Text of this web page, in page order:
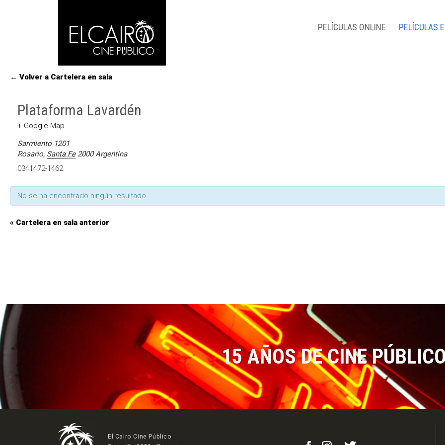
PELÍCULAS ONLINE PELÍCULAS
← Volver a Cartelera en sala
Plataforma Lavardén
+ Google Map
Sarmiento 1201
Rosario, Santa Fe 2000 Argentina
0341472-1462
No se ha encontrado ningún resultado.
« Cartelera en sala anterior
15 AÑOS DE CINE
El Cairo Cine Público